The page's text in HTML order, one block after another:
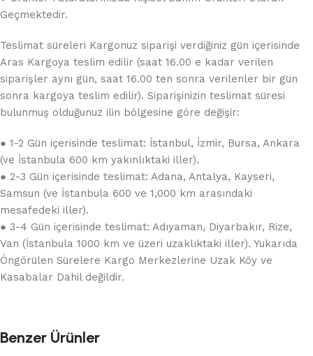
Geçmektedir.
Teslimat süreleri Kargonuz siparişi verdiğiniz gün içerisinde
Aras Kargoya teslim edilir (saat 16.00 e kadar verilen
siparişler aynı gün, saat 16.00 ten sonra verilenler bir gün
sonra kargoya teslim edilir). Siparişinizin teslimat süresi
bulunmuş olduğunuz ilin bölgesine göre değişir:
● 1-2 Gün içerisinde teslimat: İstanbul, İzmir, Bursa, Ankara
(ve İstanbula 600 km yakınlıktaki iller).
● 2-3 Gün içerisinde teslimat: Adana, Antalya, Kayseri,
Samsun (ve İstanbula 600 ve 1,000 km arasındaki
mesafedeki iller).
● 3-4 Gün içerisinde teslimat: Adıyaman, Diyarbakır, Rize,
Van (İstanbula 1000 km ve üzeri uzaklıktaki iller). Yukarıda
Öngörülen Sürelere Kargo Merkezlerine Uzak Köy ve
Kasabalar Dahil değildir.
Benzer Ürünler